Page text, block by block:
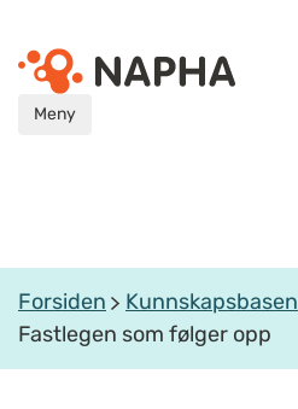
Meny
Forsiden
Kunnskapsbasen
Fastlegen som følger opp